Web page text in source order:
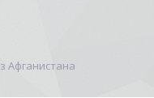
Афганистана